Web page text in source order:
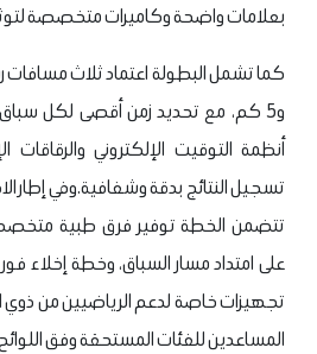
بعلامات واضحة وكاميرات متخصصة
و5 كم، مع تحديد زمن أقصى لكل
تسجيل النتائج بدقة وشفافية.وفي إطار
تتضمن الخطة توفير فرق طبية
على امتداد مسار السباق، وخطة إخلاء
تجهيزات خاصة لدعم الرياضيين من ذوي
المساعدين للفئات المستحقة وفق اللوائح